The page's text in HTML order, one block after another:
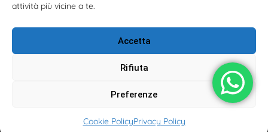
attività più vicine a te.
Accetta
Rifiuta
Preferenze
Cookie PolicyPrivacy Policy
Kitesurfing powered by Associazione Kitesurf Italiana